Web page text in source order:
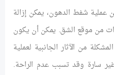
إلى 48 ساعة من عملية شفط الدهون، يمكن إزالة
من موقع الشق. يمكن أن يكون
من الآثار الجانبية لعملية
سارة وقد تسبب عدم الراحة.